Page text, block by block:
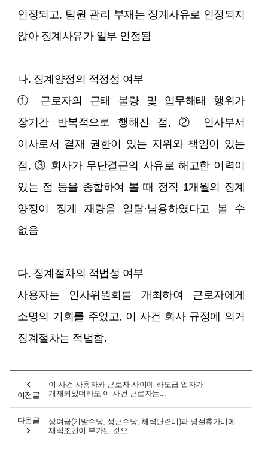
인정되고, 팀원 관리 부재는 징계사유로 인정되지
않아 징계사유가 일부 인정됨
나. 징계양정의 적정성 여부
① 근로자의 근태 불량 및 업무해태 행위가
장기간 반복적으로 행해진 점, ② 인사부서
이사로서 결재 권한이 있는 지위와 책임이 있는
점, ③ 회사가 무단결근의 사유로 해고한 이력이
있는 점 등을 종합하여 볼 때 정직 1개월의 징계
양정이 징계 재량을 일탈·남용하였다고 볼 수
없음
다. 징계절차의 적법성 여부
사용자는 인사위원회를 개최하여 근로자에게
소명의 기회를 주었고, 이 사건 회사 규정에 의거
징계절차는 적법함.
이전글
이 사건 사용자와 근로자 사이에 하도급 업자가
개재되었더라도 이 사건 근로자는...
다음글
상여금(기말수당, 정근수당, 체력단련비)과 명절휴가비에
재직조건이 부가된 것으...